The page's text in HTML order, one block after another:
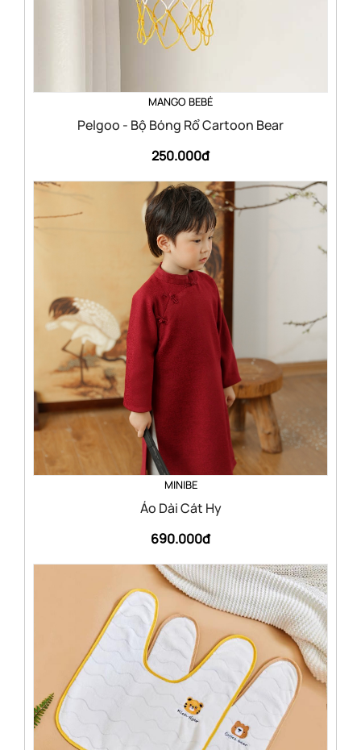
MANGO BEBÉ
Pelgoo - Bộ Bóng Rổ Cartoon Bear
250.000đ
MINIBE
Áo Dài Cát Hy
690.000đ